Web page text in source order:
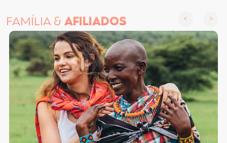
FAMÍLIA &AFILIADOS